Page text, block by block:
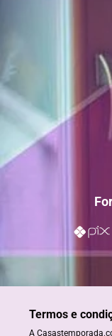
Termos e
A